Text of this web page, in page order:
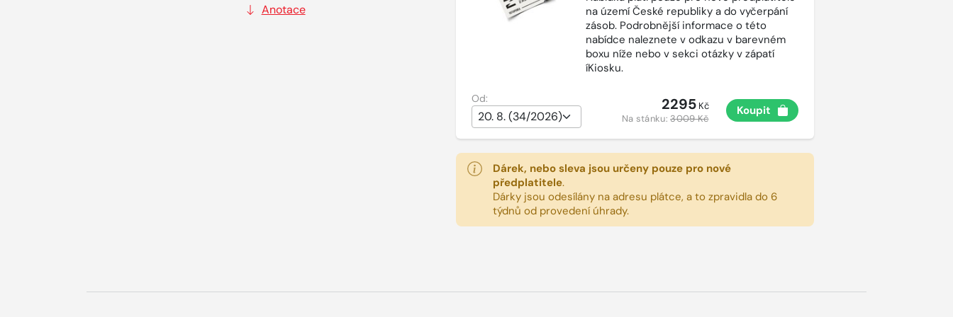
Anotace
na území České republiky a do vyčerpání
zásob. Podrobnější informace o této
nabídce naleznete v odkazu v barevném
boxu níže nebo v sekci otázky v zápatí
íKiosku.
Od: 2295Kč
Na stánku:3009 Kč
Koupit
Dárek, nebo sleva jsou určeny pouze pro nové
předplatitele.
Dárky jsou odesílány na adresu plátce, a to zpravidla do 6
týdnů od provedení úhrady.